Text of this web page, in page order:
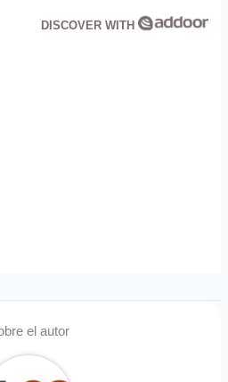
DISCOVER WITH
el autor